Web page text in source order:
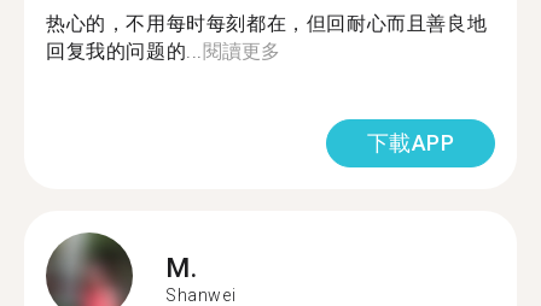
热心的，不用每时每刻都在，但回耐心而且善良地
回复我的问题的...閱讀更多
下載APP
M.
Shanwei